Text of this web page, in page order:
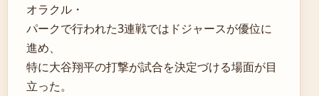
オラクル・
パークで行われた3連戦ではドジャースが優位に
進め、
特に大谷翔平の打撃が試合を決定づける場面が目
立った。